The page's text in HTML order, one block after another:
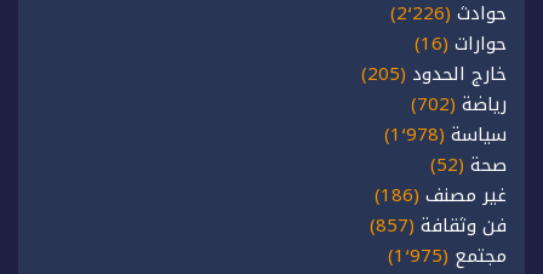
حوادث (2٬226)
حوارات (16)
خارج الحدود (205)
رياضة (702)
سياسة (1٬978)
صحة (52)
غير مصنف (186)
فن وثقافة (857)
مجتمع (1٬975)